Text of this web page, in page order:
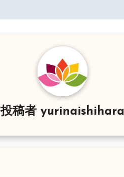
投稿者 yurinaishihara